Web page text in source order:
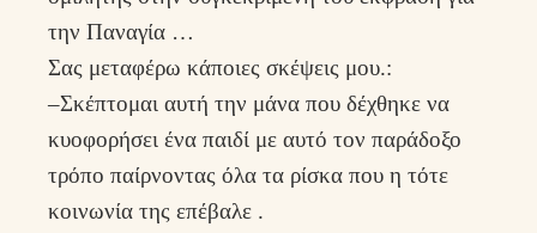
την Παναγία …
Σας μεταφέρω κάποιες σκέψεις μου.:
–Σκέπτομαι αυτή την μάνα που δέχθηκε να
κυοφορήσει ένα παιδί με αυτό τον παράδοξο
τρόπο παίρνοντας όλα τα ρίσκα που η τότε
κοινωνία της επέβαλε .